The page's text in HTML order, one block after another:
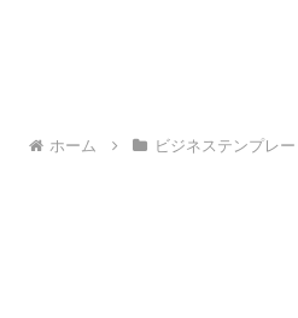
ホーム ビジネステンプレー